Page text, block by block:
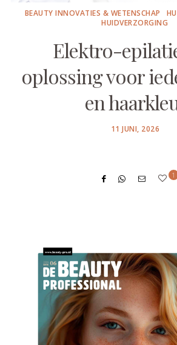
BEAUTY INNOVATIES & WETENSCHAP
HUIDVERZORGING
Elektro-
oplossing voor
en
POSTED
11 JUNI, 2026
1